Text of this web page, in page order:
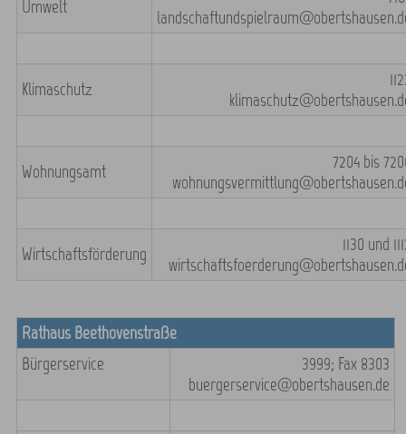
Umwelt
Klimaschutz
Wohnungsamt
7204 bis
Wirtschaftsförderung
1130 und
Rathaus Beethovenstraße
Bürgerservice
3999; Fax 8303
buergerservice@obertshausen.de